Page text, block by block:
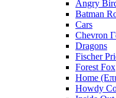
Angry
Batman
Cars
Chevron
Dragons
Fischer
Forest Fox
Home
Howdy